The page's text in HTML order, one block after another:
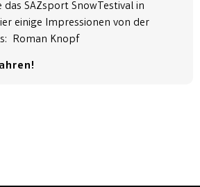
das SAZsport SnowTestival in
einige Impressionen von der
Roman Knopf